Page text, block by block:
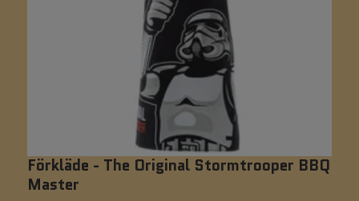
Förkläde - The Original Stormtrooper BBQ
Master